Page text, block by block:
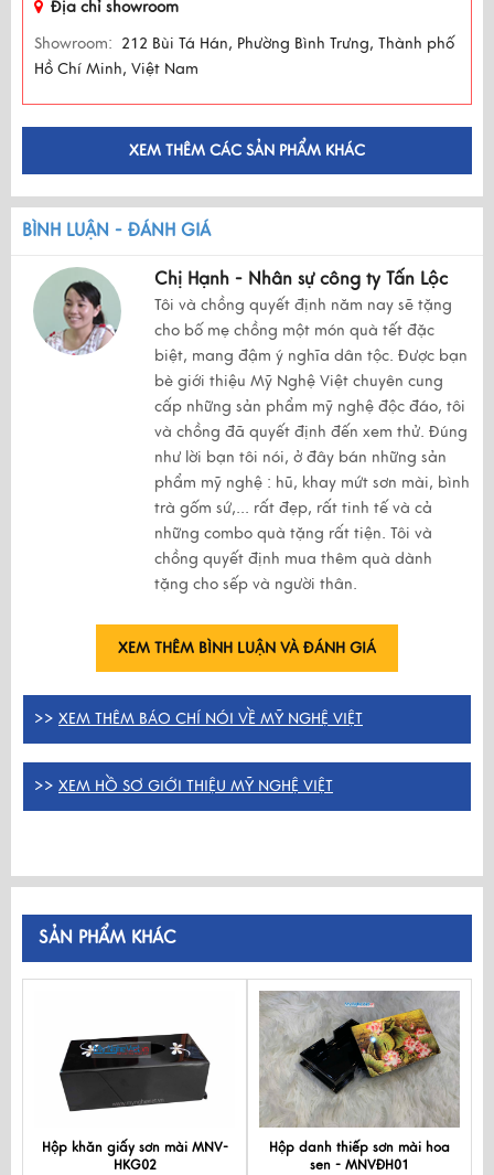
Địa chỉ showroom
Showroom: 212 Bùi Tá Hán, Phường Bình Trưng, Thành phố
Hồ Chí Minh, Việt Nam
XEM THÊM CÁC SẢN PHẨM KHÁC
BÌNH LUẬN - ĐÁNH GIÁ
Chị Hạnh - Nhân sự công ty Tấn Lộc
Tôi và chồng quyết định năm nay sẽ tặng
cho bố mẹ chồng một món quà tết đặc
biệt, mang đậm ý nghĩa dân tộc. Được bạn
bè giới thiệu Mỹ Nghệ Việt chuyên cung
cấp những sản phẩm mỹ nghệ độc đáo, tôi
và chồng đã quyết định đến xem thử. Đúng
như lời bạn tôi nói, ở đây bán những sản
phẩm mỹ nghệ : hũ, khay mứt sơn mài, bình
trà gốm sứ,... rất đẹp, rất tinh tế và cả
những combo quà tặng rất tiện. Tôi và
chồng quyết định mua thêm quà dành
tặng cho sếp và người thân.
XEM THÊM BÌNH LUẬN VÀ ĐÁNH GIÁ
>> XEM THÊM BÁO CHÍ NÓI VỀ MỸ NGHỆ VIỆT
>> XEM HỒ SƠ GIỚI THIỆU MỸ NGHỆ VIỆT
SẢN PHẨM KHÁC
Hộp khăn giấy sơn mài MNV-
HKG02
Hộp danh thiếp sơn mài hoa
sen - MNVĐH01